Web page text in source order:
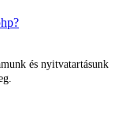
és nyitvatartásunk